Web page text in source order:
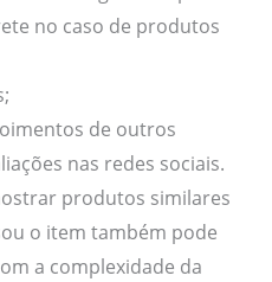
no caso de produtos
de outros
nas redes sociais.
produtos similares
o item também pode
a complexidade da